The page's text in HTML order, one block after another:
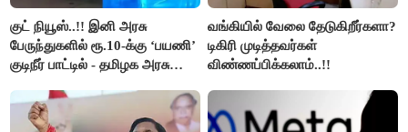
குட் நியூஸ்..!! இனி அரசு
பேருந்துகளில் ரூ.10-க்கு ‘பயணி’
குடிநீர் பாட்டில் - தமிழக அரசு
வங்கியில் வேலை தேடுகிறீர்களா?
டிகிரி முடித்தவர்கள்
விண்ணப்பிக்கலாம்..!!